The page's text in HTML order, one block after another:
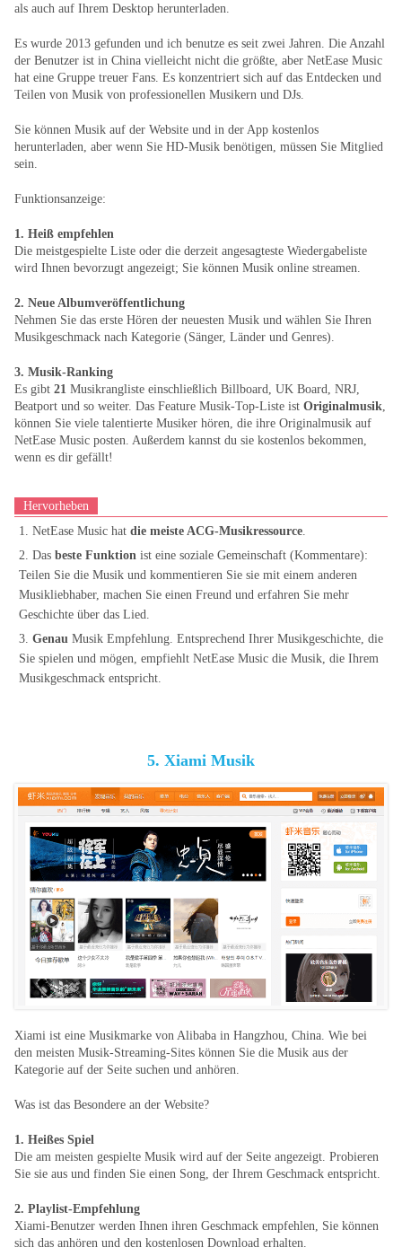
als auch auf Ihrem Desktop herunterladen.
Es wurde 2013 gefunden und ich benutze es seit zwei Jahren. Die Anzahl
der Benutzer ist in China vielleicht nicht die größte, aber NetEase Music
hat eine Gruppe treuer Fans. Es konzentriert sich auf das Entdecken und
Teilen von Musik von professionellen Musikern und DJs.
Sie können Musik auf der Website und in der App kostenlos
herunterladen, aber wenn Sie HD-Musik benötigen, müssen Sie Mitglied
sein.
Funktionsanzeige:
1. Heiß empfehlen
Die meistgespielte Liste oder die derzeit angesagteste Wiedergabeliste
wird Ihnen bevorzugt angezeigt; Sie können Musik online streamen.
2. Neue Albumveröffentlichung
Nehmen Sie das erste Hören der neuesten Musik und wählen Sie Ihren
Musikgeschmack nach Kategorie (Sänger, Länder und Genres).
3. Musik-Ranking
Es gibt 21 Musikrangliste einschließlich Billboard, UK Board, NRJ,
Beatport und so weiter. Das Feature Musik-Top-Liste ist Originalmusik,
können Sie viele talentierte Musiker hören, die ihre Originalmusik auf
NetEase Music posten. Außerdem kannst du sie kostenlos bekommen,
wenn es dir gefällt!
Hervorheben
1. NetEase Music hat die meiste ACG-Musikressource.
2. Das beste Funktion ist eine soziale Gemeinschaft (Kommentare):
Teilen Sie die Musik und kommentieren Sie sie mit einem anderen
Musikliebhaber, machen Sie einen Freund und erfahren Sie mehr
Geschichte über das Lied.
3. Genau Musik Empfehlung. Entsprechend Ihrer Musikgeschichte, die
Sie spielen und mögen, empfiehlt NetEase Music die Musik, die Ihrem
Musikgeschmack entspricht.
5. Xiami Musik
Xiami ist eine Musikmarke von Alibaba in Hangzhou, China. Wie bei
den meisten Musik-Streaming-Sites können Sie die Musik aus der
Kategorie auf der Seite suchen und anhören.
Was ist das Besondere an der Website?
1. Heißes Spiel
Die am meisten gespielte Musik wird auf der Seite angezeigt. Probieren
Sie sie aus und finden Sie einen Song, der Ihrem Geschmack entspricht.
2. Playlist-Empfehlung
Xiami-Benutzer werden Ihnen ihren Geschmack empfehlen, Sie können
sich das anhören und den kostenlosen Download erhalten.